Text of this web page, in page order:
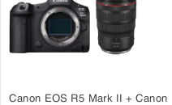
Canon EOS R5 Mark II + Canon